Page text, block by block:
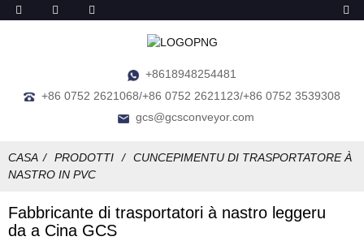
+8618948254481
+86 0752 2621068/+86 0752 2621123/+86 0752 3539308
gcs@gcsconveyor.com
CASA PRODOTTI
CUNCEPIMENTU DI TRASPORTATORE À
NASTRO IN PVC
Fabbricante di trasportatori à nastro leggeru
da a Cina GCS